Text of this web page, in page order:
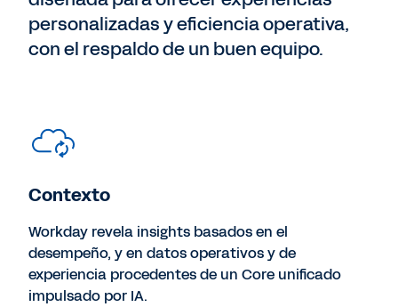
personalizadas y eficiencia operativa,
con el respaldo de un buen equipo.
Contexto
Workday revela insights basados en el
desempeño, y en datos operativos y de
experiencia procedentes de un Core unificado
impulsado por IA.